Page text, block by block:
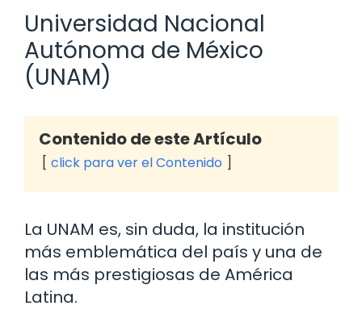
Universidad Nacional
Autónoma de México
(UNAM)
Contenido de este Artículo
click para ver el Contenido
La UNAM es, sin duda, la institución
más emblemática del país y una de
las más prestigiosas de América
Latina.